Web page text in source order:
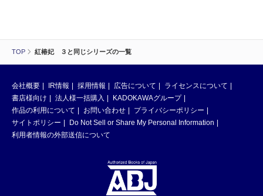
TOP 紅椿妃 ３と同じシリーズの一覧
会社概要 IR情報 採用情報 広告について
ライセンスについて
書店様向け
法人様一括購入
KADOKAWAグループ
作品の利用について
お問い合わせ
プライバシーポリシー
サイトポリシー
Do Not Sell or Share My Personal Information
利用者情報の外部送信について